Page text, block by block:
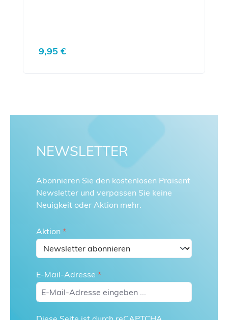
Regulärer Preis:
9,95 €
NEWSLETTER
Abonnieren Sie den kostenlosen Praisent
Newsletter und verpassen Sie keine
Neuigkeit oder Aktion mehr.
Aktion *
E-Mail-Adresse *